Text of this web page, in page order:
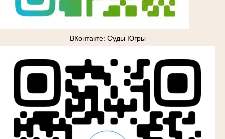
ВКонтакте: Суды Югры